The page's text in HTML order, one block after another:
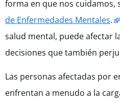
forma en que nos cuidamos,
de Enfermedades Mentales.
salud mental, puede afectar
decisiones que también
Las personas afectadas por
enfrentan a menudo a la